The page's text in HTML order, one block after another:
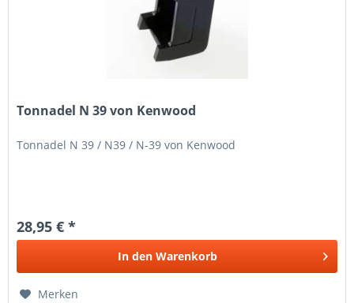
Tonnadel N 39 von Kenwood
Tonnadel N 39 / N39 / N-39 von Kenwood
28,95 € *
In den Warenkorb
Merken